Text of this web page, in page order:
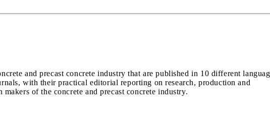
and precast concrete industry that are published in 10 different
with their practical editorial reporting on research, production and
of the concrete and precast concrete industry.